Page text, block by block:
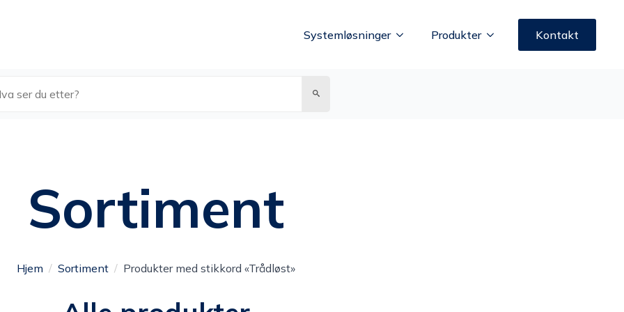
Systemløsninger Produkter Kontakt
Sortiment
Hjem Sortiment Produkter med stikkord «Trådløst»